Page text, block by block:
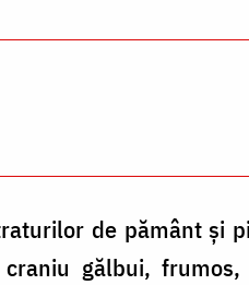
de pământ și
gălbui, frumos,